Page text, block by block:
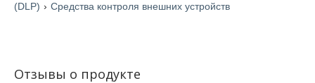
(DLP) › Средства контроля внешних устройств
Отзывы о продукте